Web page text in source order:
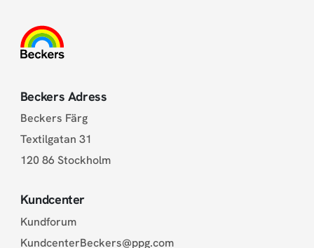
Beckers Adress
Beckers Färg
Textilgatan 31
120 86 Stockholm
Kundcenter
Kundforum
KundcenterBeckers@ppg.com